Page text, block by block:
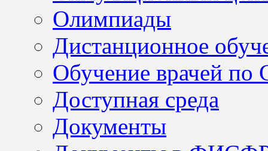
Олимпиады
Дистанционное
Обучение врачей по
Доступная среда
Документы